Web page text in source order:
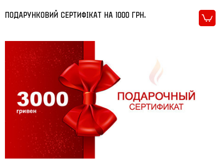
ПОДАРУНКОВИЙ СЕРТИФІКАТ НА 1000 ГРН.